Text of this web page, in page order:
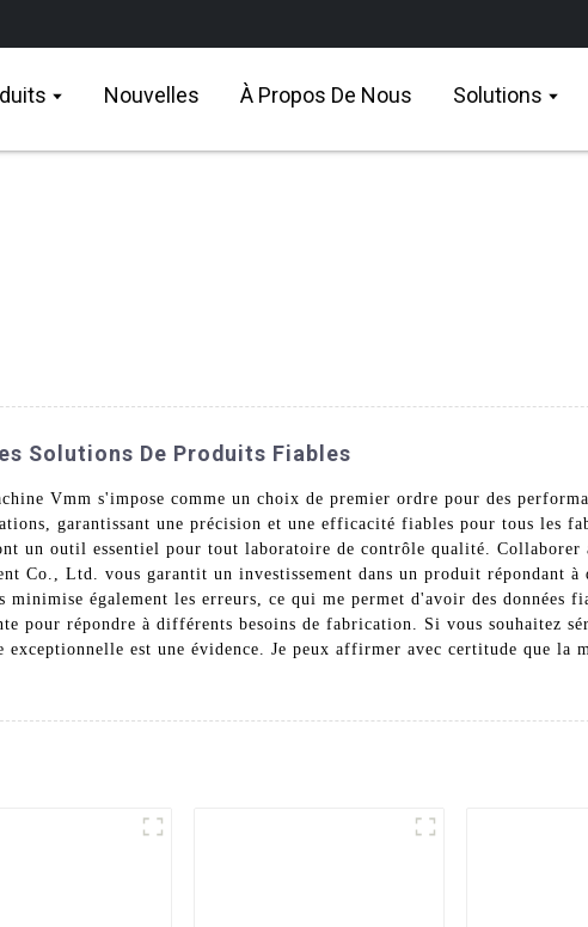
Nouvelles À Propos De Nous Solutions
Solutions De Produits Fiables
Vmm s'impose comme un choix de premier ordre pour des
garantissant une précision et une efficacité fiables pour tous les
un outil essentiel pour tout laboratoire de contrôle qualité. Collaborer
Co., Ltd. vous garantit un investissement dans un produit répondant à
également les erreurs, ce qui me permet d'avoir des données
pour répondre à différents besoins de fabrication. Si vous souhaitez
est une évidence. Je peux affirmer avec certitude que la